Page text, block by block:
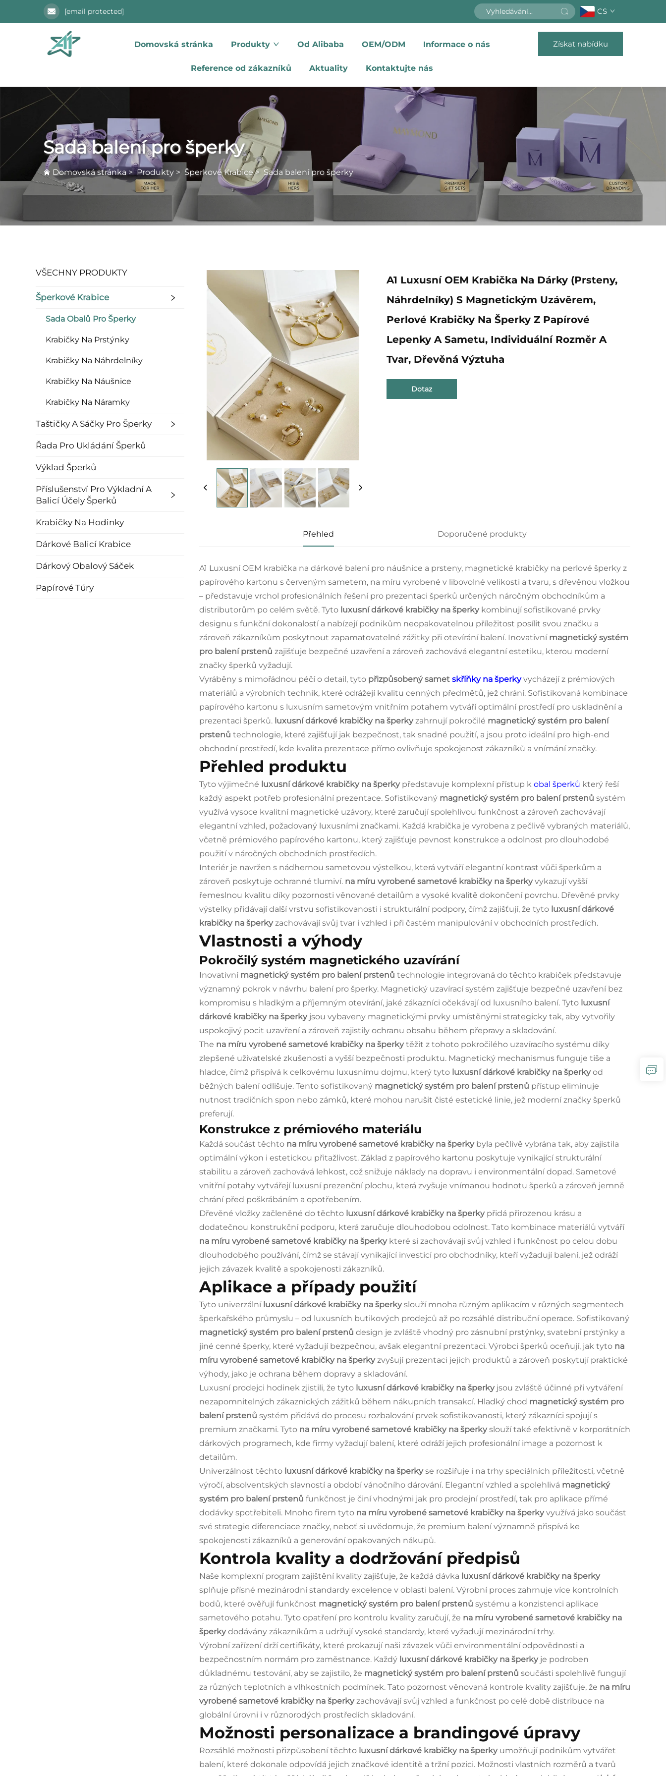
[email protected] CS
Domovská stránka Produkty Od Alibaba OEM/ODM Informace o nás
Reference od zákazníků Aktuality Kontaktujte nás
Získat nabídku
Sada balení pro šperky
Domovská stránka>Produkty > Šperkové Krabice> Sada balení pro šperky
VŠECHNY PRODUKTY
Šperkové Krabice
Sada Obalů Pro Šperky
Krabičky Na Prstýnky
Krabičky Na Náhrdelníky
Krabičky Na Náušnice
Krabičky Na Náramky
Taštičky A Sáčky Pro Šperky
Řada Pro Ukládání Šperků
Výklad Šperků
Příslušenství Pro Výkladní A
Balicí Účely Šperků
Krabičky Na Hodinky
Dárkové Balicí Krabice
Dárkový Obalový Sáček
Papírové Túry
A1 Luxusní OEM Krabička Na Dárky (prsteny,
Náhrdelníky) S Magnetickým Uzávěrem,
Perlové Krabičky Na Šperky Z Papírové
Lepenky A Sametu, Individuální Rozměr A
Tvar, Dřevěná Výztuha
Dotaz
Přehled Doporučené produkty
A1 Luxusní OEM krabička na dárkové balení pro náušnice a prsteny, magnetické krabičky na perlové šperky z
papírového kartonu s červeným sametem, na míru vyrobené v libovolné velikosti a tvaru, s dřevěnou vložkou
– představuje vrchol profesionálních řešení pro prezentaci šperků určených náročným obchodníkům a
distributorům po celém světě. Tyto luxusní dárkové krabičky na šperky kombinují sofistikované prvky
designu s funkční dokonalostí a nabízejí podnikům neopakovatelnou příležitost posílit svou značku a
zároveň zákazníkům poskytnout zapamatovatelné zážitky při otevírání balení. Inovativní magnetický systém
pro balení prstenů zajišťuje bezpečné uzavření a zároveň zachovává elegantní estetiku, kterou moderní
značky šperků vyžadují.
Vyráběny s mimořádnou péčí o detail, tyto přizpůsobený samet skříňky na šperkyvycházejí z prémiových
materiálů a výrobních technik, které odrážejí kvalitu cenných předmětů, jež chrání. Sofistikovaná kombinace
papírového kartonu s luxusním sametovým vnitřním potahem vytváří optimální prostředí pro uskladnění a
prezentaci šperků. luxusní dárkové krabičky na šperkyzahrnují pokročilé magnetický systém pro balení
prstenů technologie, které zajišťují jak bezpečnost, tak snadné použití, a jsou proto ideální pro high-end
obchodní prostředí, kde kvalita prezentace přímo ovlivňuje spokojenost zákazníků a vnímání značky.
Přehled produktu
Tyto výjimečné luxusní dárkové krabičky na šperky představuje komplexní přístup k obal šperků který řeší
každý aspekt potřeb profesionální prezentace. Sofistikovaný magnetický systém pro balení prstenů systém
využívá vysoce kvalitní magnetické uzávory, které zaručují spolehlivou funkčnost a zároveň zachovávají
elegantní vzhled, požadovaný luxusními značkami. Každá krabička je vyrobena z pečlivě vybraných materiálů,
včetně prémiového papírového kartonu, který zajišťuje pevnost konstrukce a odolnost pro dlouhodobé
použití v náročných obchodních prostředích.
Interiér je navržen s nádhernou sametovou výstelkou, která vytváří elegantní kontrast vůči šperkům a
zároveň poskytuje ochranné tlumiví. na míru vyrobené sametové krabičky na šperkyvykazují vyšší
řemeslnou kvalitu díky pozornosti věnované detailům a vysoké kvalitě dokončení povrchu. Dřevěné prvky
výstelky přidávají další vrstvu sofistikovanosti i strukturální podpory, čímž zajišťují, že tyto luxusní dárkové
krabičky na šperkyzachovávají svůj tvar i vzhled i při častém manipulování v obchodních prostředích.
Vlastnosti a výhody
Pokročilý systém magnetického uzavírání
Inovativní magnetický systém pro balení prstenů technologie integrovaná do těchto krabiček představuje
významný pokrok v návrhu balení pro šperky. Magnetický uzavírací systém zajišťuje bezpečné uzavření bez
kompromisu s hladkým a příjemným otevírání, jaké zákazníci očekávají od luxusního balení. Tyto luxusní
dárkové krabičky na šperky jsou vybaveny magnetickými prvky umístěnými strategicky tak, aby vytvořily
uspokojivý pocit uzavření a zároveň zajistily ochranu obsahu během přepravy a skladování.
The na míru vyrobené sametové krabičky na šperkytěžit z tohoto pokročilého uzavíracího systému díky
zlepšené uživatelské zkušenosti a vyšší bezpečnosti produktu. Magnetický mechanismus funguje tiše a
hladce, čímž přispívá k celkovému luxusnímu dojmu, který tyto luxusní dárkové krabičky na šperkyod
běžných balení odlišuje. Tento sofistikovaný magnetický systém pro balení prstenů přístup eliminuje
nutnost tradičních spon nebo zámků, které mohou narušit čisté estetické linie, jež moderní značky šperků
preferují.
Konstrukce z prémiového materiálu
Každá součást těchto na míru vyrobené sametové krabičky na šperky byla pečlivě vybrána tak, aby zajistila
optimální výkon i estetickou přitažlivost. Základ z papírového kartonu poskytuje vynikající strukturální
stabilitu a zároveň zachovává lehkost, což snižuje náklady na dopravu i environmentální dopad. Sametové
vnitřní potahy vytvářejí luxusní prezenční plochu, která zvyšuje vnímanou hodnotu šperků a zároveň jemně
chrání před poškrábáním a opotřebením.
Dřevěné vložky začleněné do těchto luxusní dárkové krabičky na šperky přidá přirozenou krásu a
dodatečnou konstrukční podporu, která zaručuje dlouhodobou odolnost. Tato kombinace materiálů vytváří
na míru vyrobené sametové krabičky na šperky které si zachovávají svůj vzhled i funkčnost po celou dobu
dlouhodobého používání, čímž se stávají vynikající investicí pro obchodníky, kteří vyžadují balení, jež odráží
jejich závazek kvalitě a spokojenosti zákazníků.
Aplikace a případy použití
Tyto univerzální luxusní dárkové krabičky na šperkyslouží mnoha různým aplikacím v různých segmentech
šperkařského průmyslu – od luxusních butikových prodejců až po rozsáhlé distribuční operace. Sofistikovaný
magnetický systém pro balení prstenů design je zvláště vhodný pro zásnubní prstýnky, svatební prstýnky a
jiné cenné šperky, které vyžadují bezpečnou, avšak elegantní prezentaci. Výrobci šperků oceňují, jak tyto na
míru vyrobené sametové krabičky na šperkyzvyšují prezentaci jejich produktů a zároveň poskytují praktické
výhody, jako je ochrana během dopravy a skladování.
Luxusní prodejci hodinek zjistili, že tyto luxusní dárkové krabičky na šperky jsou zvláště účinné při vytváření
nezapomnitelných zákaznických zážitků během nákupních transakcí. Hladký chod magnetický systém pro
balení prstenů systém přidává do procesu rozbalování prvek sofistikovanosti, který zákazníci spojují s
premium značkami. Tyto na míru vyrobené sametové krabičky na šperkyslouží také efektivně v korporátních
dárkových programech, kde firmy vyžadují balení, které odráží jejich profesionální image a pozornost k
detailům.
Univerzálnost těchto luxusní dárkové krabičky na šperkyse rozšiřuje i na trhy speciálních příležitostí, včetně
výročí, absolventských slavností a období vánočního dárování. Elegantní vzhled a spolehlivá magnetický
systém pro balení prstenů funkčnost je činí vhodnými jak pro prodejní prostředí, tak pro aplikace přímé
dodávky spotřebiteli. Mnoho firem tyto na míru vyrobené sametové krabičky na šperkyvyužívá jako součást
své strategie diferenciace značky, neboť si uvědomuje, že premium balení významně přispívá ke
spokojenosti zákazníků a generování opakovaných nákupů.
Kontrola kvality a dodržování předpisů
Naše komplexní program zajištění kvality zajišťuje, že každá dávka luxusní dárkové krabičky na šperky
splňuje přísné mezinárodní standardy excelence v oblasti balení. Výrobní proces zahrnuje více kontrolních
bodů, které ověřují funkčnost magnetický systém pro balení prstenů systému a konzistenci aplikace
sametového potahu. Tyto opatření pro kontrolu kvality zaručují, že na míru vyrobené sametové krabičky na
šperkydodávány zákazníkům a udržují vysoké standardy, které vyžadují mezinárodní trhy.
Výrobní zařízení drží certifikáty, které prokazují naši závazek vůči environmentální odpovědnosti a
bezpečnostním normám pro zaměstnance. Každý luxusní dárkové krabičky na šperky je podroben
důkladnému testování, aby se zajistilo, že magnetický systém pro balení prstenů součásti spolehlivě fungují
za různých teplotních a vlhkostních podmínek. Tato pozornost věnovaná kontrole kvality zajišťuje, že na míru
vyrobené sametové krabičky na šperkyzachovávají svůj vzhled a funkčnost po celé době distribuce na
globální úrovni i v různorodých prostředích skladování.
Možnosti personalizace a brandingové úpravy
Rozsáhlé možnosti přizpůsobení těchto luxusní dárkové krabičky na šperky umožňují podnikům vytvářet
balení, které dokonale odpovídá jejich značkové identitě a tržní pozici. Možnosti vlastních rozměrů a tvarů